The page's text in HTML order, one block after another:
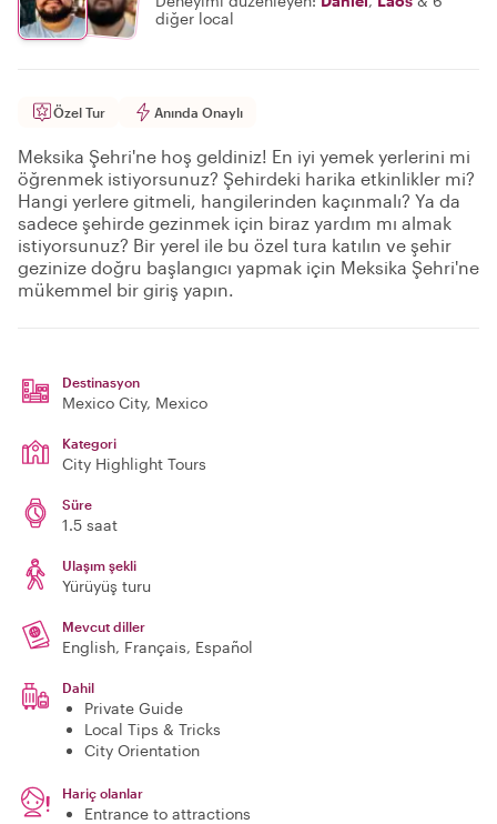
diğer local
Özel Tur Anında Onaylı
Meksika Şehri'ne hoş geldiniz! En iyi yemek yerlerini mi
öğrenmek istiyorsunuz? Şehirdeki harika etkinlikler mi?
Hangi yerlere gitmeli, hangilerinden kaçınmalı? Ya da
sadece şehirde gezinmek için biraz yardım mı almak
istiyorsunuz? Bir yerel ile bu özel tura katılın ve şehir
gezinize doğru başlangıcı yapmak için Meksika Şehri'ne
mükemmel bir giriş yapın.
Destinasyon
Mexico City, Mexico
Kategori
City Highlight Tours
Süre
1.5 saat
Ulaşım şekli
Yürüyüş turu
Mevcut diller
English, Français, Español
Dahil
Private Guide
Local Tips & Tricks
City Orientation
Hariç olanlar
Entrance to attractions